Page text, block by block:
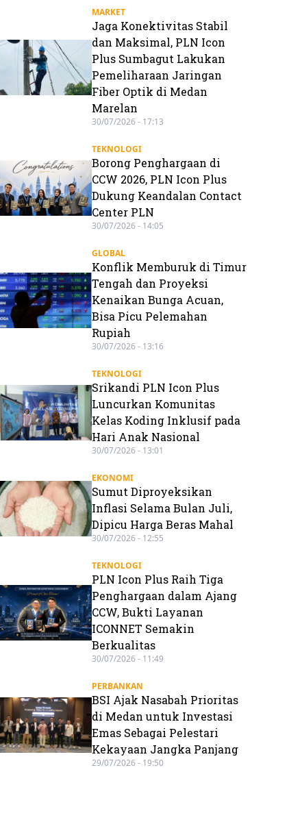
MARKET
Jaga Konektivitas Stabil
dan Maksimal, PLN Icon
Plus Sumbagut Lakukan
Pemeliharaan Jaringan
Fiber Optik di Medan
Marelan
30/07/2026 - 17:13
TEKNOLOGI
Borong Penghargaan di
CCW 2026, PLN Icon Plus
Dukung Keandalan Contact
Center PLN
30/07/2026 - 14:05
GLOBAL
Konflik Memburuk di Timur
Tengah dan Proyeksi
Kenaikan Bunga Acuan,
Bisa Picu Pelemahan
Rupiah
30/07/2026 - 13:16
TEKNOLOGI
Srikandi PLN Icon Plus
Luncurkan Komunitas
Kelas Koding Inklusif pada
Hari Anak Nasional
30/07/2026 - 13:01
EKONOMI
Sumut Diproyeksikan
Inflasi Selama Bulan Juli,
Dipicu Harga Beras Mahal
30/07/2026 - 12:55
TEKNOLOGI
PLN Icon Plus Raih Tiga
Penghargaan dalam Ajang
CCW, Bukti Layanan
ICONNET Semakin
Berkualitas
30/07/2026 - 11:49
PERBANKAN
BSI Ajak Nasabah Prioritas
di Medan untuk Investasi
Emas Sebagai Pelestari
Kekayaan Jangka Panjang
29/07/2026 - 19:50